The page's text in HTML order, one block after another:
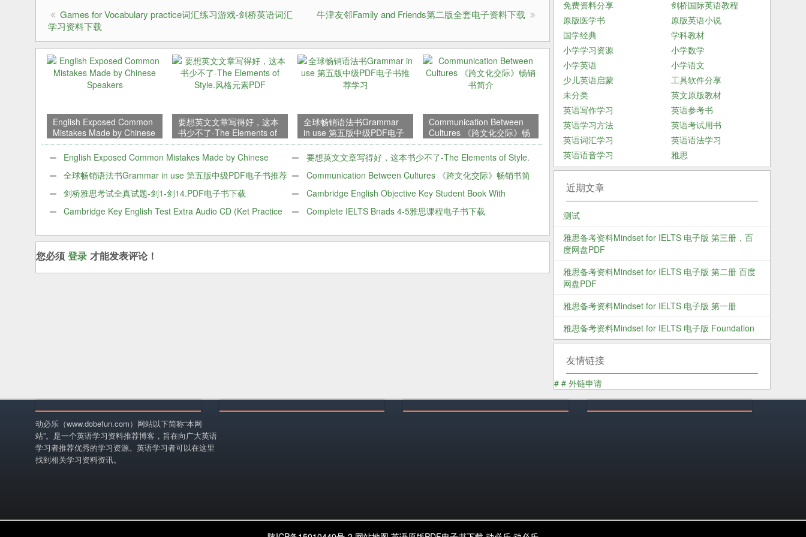
Games for Vocabulary practice词汇练习游戏-剑桥英语词汇
学习资料下载
牛津友邻Family and Friends第二版全套电子资料下载
English Exposed Common
Mistakes Made by Chinese
Speakers
要想英文文章写得好，这本
书少不了-The Elements of
Style.风格元素PDF
全球畅销语法书Grammar
in use 第五版中级PDF电子
书推荐学习
Communication Between
Cultures 《跨文化交际》畅
销书简介
English Exposed Common Mistakes Made by Chinese
Speakers
要想英文文章写得好，这本书少不了-The Elements of Style.
风格元素PDF
全球畅销语法书Grammar in use 第五版中级PDF电子书推荐
学习
Communication Between Cultures 《跨文化交际》畅销书简
介
剑桥雅思考试全真试题-剑1-剑14.PDF电子书下载
Cambridge English Objective Key Student Book With
Answers 剑桥KET
Cambridge Key English Test Extra Audio CD (Ket Practice
Complete IELTS Bnads 4-5雅思课程电子书下载
您必须 登录 才能发表评论！
免费资料分享
剑桥国际英语教程
原版医学书
原版英语小说
国学经典
学科教材
小学学习资源
小学数学
小学英语
小学语文
少儿英语启蒙
工具软件分享
未分类
英文原版教材
英语写作学习
英语参考书
英语学习方法
英语考试用书
英语词汇学习
英语语法学习
英语语音学习
雅思
近期文章
测试
雅思备考资料Mindset for IELTS 电子版 第三册，百
度网盘PDF
雅思备考资料Mindset for IELTS 电子版 第二册 百度
网盘PDF
雅思备考资料Mindset for IELTS 电子版 第一册
雅思备考资料Mindset for IELTS 电子版 Foundation
友情链接
# # 外链申请
动必乐（www.dobefun.com）网站以下简称“本网
站”。是一个英语学习资料推荐博客，旨在向广大英语
学习者推荐优秀的学习资源。英语学习者可以在这里
找到相关学习资料资讯。